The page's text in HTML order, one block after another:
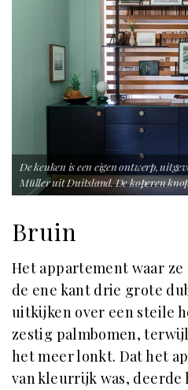
De keuken is een eigen ontwerp,
Müller uit Duitsland. De koperen
Bruin
Het appartement waar
de ene kant drie grote
uitkijken over een steile
zestig palmbomen,
het meer lonkt. Dat het
van kleurrijk was, deerde